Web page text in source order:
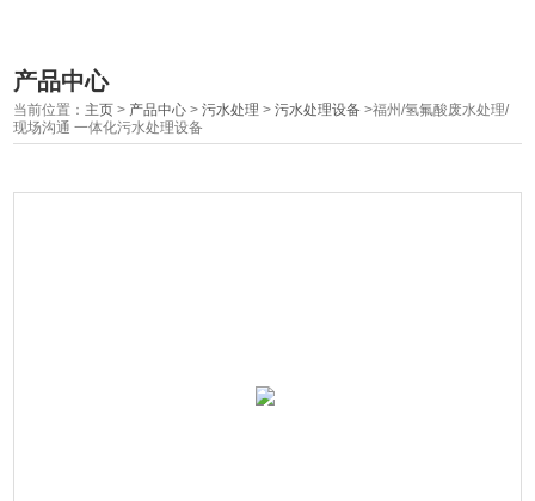
产品中心
当前位置： 主页 > 产品中心 >污水处理 >污水处理设备 >福州/氢氟酸废水处理/
现场沟通 一体化污水处理设备